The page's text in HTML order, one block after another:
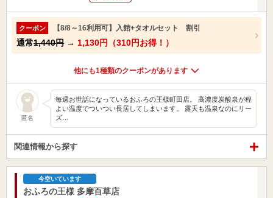
クーポン 【8/8～16利用可】入館+タオルセット 割引
通常1,440円 → 1,130円（310円お得！）
他にも1種類のクーポンがあります
匿名
毎週お世話になっているおふろの王様町田店。 高濃度炭酸泉が程
よい温度でついつい長居してしまいます。 露天も温泉なのにリー
ズ…
関連情報から探す
今空いています
おふろの王様 多摩百草店